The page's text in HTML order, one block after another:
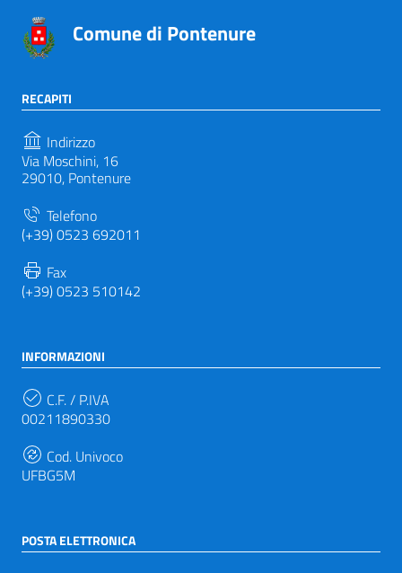
Comune di Pontenure
RECAPITI
Indirizzo
Via Moschini, 16
29010, Pontenure
Telefono
(+39) 0523 692011
Fax
(+39) 0523 510142
INFORMAZIONI
C.F. / P.IVA
00211890330
Cod. Univoco
UFBG5M
POSTA ELETTRONICA